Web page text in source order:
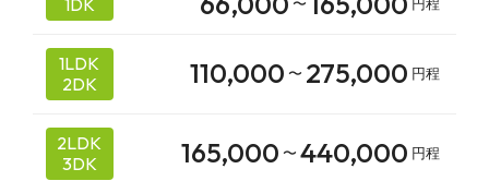
〜 円程
1LDK
2DK
110,000 〜 275,000 円程
2LDK
3DK
165,000 〜 440,000 円程